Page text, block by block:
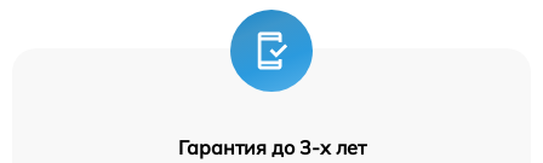
Гарантия до 3-х лет